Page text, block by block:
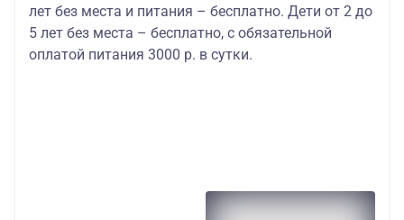
лет без места и питания – бесплатно. Дети от 2 до
5 лет без места – бесплатно, с обязательной
оплатой питания 3000 р. в сутки.